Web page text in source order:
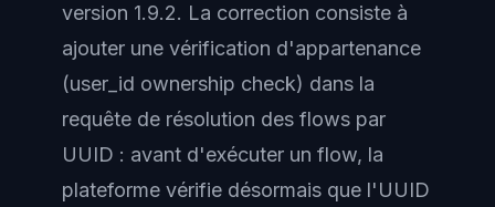
version 1.9.2. La correction consiste à
ajouter une vérification d'appartenance
(user_id ownership check) dans la
requête de résolution des flows par
UUID : avant d'exécuter un flow, la
plateforme vérifie désormais que l'UUID